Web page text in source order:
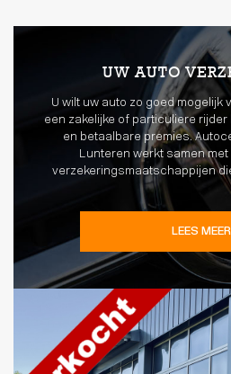
UW AUTO
U wilt uw auto zo goed mogelijk
een zakelijke of particuliere rijder
en betaalbare premies.
Lunteren werkt samen
verzekeringsmaatschappijen
LEES MEER